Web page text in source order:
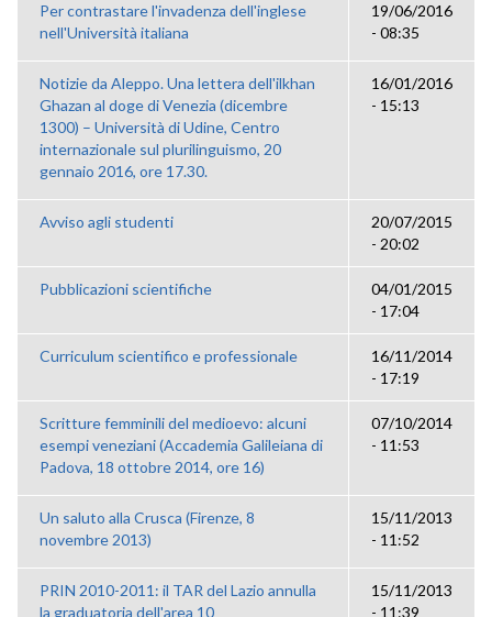
Per contrastare l'invadenza dell'inglese
nell'Università italiana
19/06/2016
- 08:35
Notizie da Aleppo. Una lettera dell'ilkhan
Ghazan al doge di Venezia (dicembre
1300) – Università di Udine, Centro
internazionale sul plurilinguismo, 20
gennaio 2016, ore 17.30.
16/01/2016
- 15:13
Avviso agli studenti
20/07/2015
- 20:02
Pubblicazioni scientifiche
04/01/2015
- 17:04
Curriculum scientifico e professionale
16/11/2014
- 17:19
Scritture femminili del medioevo: alcuni
esempi veneziani (Accademia Galileiana di
Padova, 18 ottobre 2014, ore 16)
07/10/2014
- 11:53
Un saluto alla Crusca (Firenze, 8
novembre 2013)
15/11/2013
- 11:52
PRIN 2010-2011: il TAR del Lazio annulla
la graduatoria dell'area 10
15/11/2013
- 11:39